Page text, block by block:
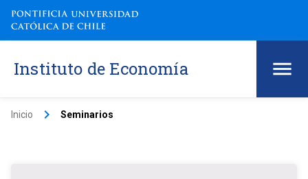
Instituto de Economía
Inicio keyboard_arrow_right Seminarios